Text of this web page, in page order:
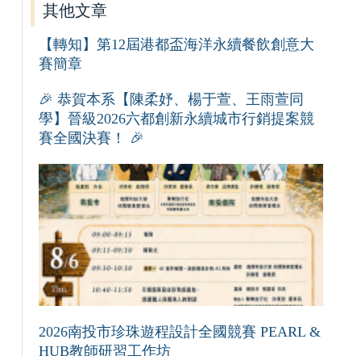
其他文章
【轉知】第12屆港都盃海洋永續餐飲創意大
賽簡章
🎉 恭賀本系【陳柔妤、楊于萱、王雨萱同
學】晉級2026六都創新永續城市行銷提案競
賽全國決賽！ 🎉
2026南投市珍珠遊程設計全國競賽 PEARL &
HUB教師研習工作坊